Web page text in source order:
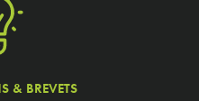
& BREVETS